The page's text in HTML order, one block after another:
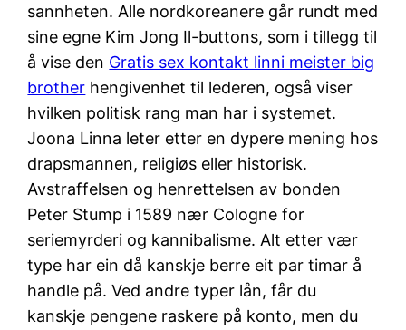
sannheten. Alle nordkoreanere går rundt med
sine egne Kim Jong Il-buttons, som i tillegg til
å vise den Gratis sex kontakt linni meister big
brother hengivenhet til lederen, også viser
hvilken politisk rang man har i systemet.
Joona Linna leter etter en dypere mening hos
drapsmannen, religiøs eller historisk.
Avstraffelsen og henrettelsen av bonden
Peter Stump i 1589 nær Cologne for
seriemyrderi og kannibalisme. Alt etter vær
type har ein då kanskje berre eit par timar å
handle på. Ved andre typer lån, får du
kanskje pengene raskere på konto, men du